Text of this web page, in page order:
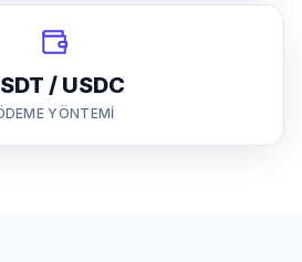
/ USDC
YÖNTEMI